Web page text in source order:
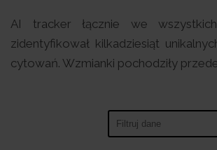
AI tracker łącznie we
zidentyfikował kilkadziesiąt
cytowań. Wzmianki pochodziły